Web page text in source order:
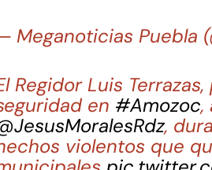
Meganoticias Puebla
Regidor Luis
en #Amozoc,
,
violentos que